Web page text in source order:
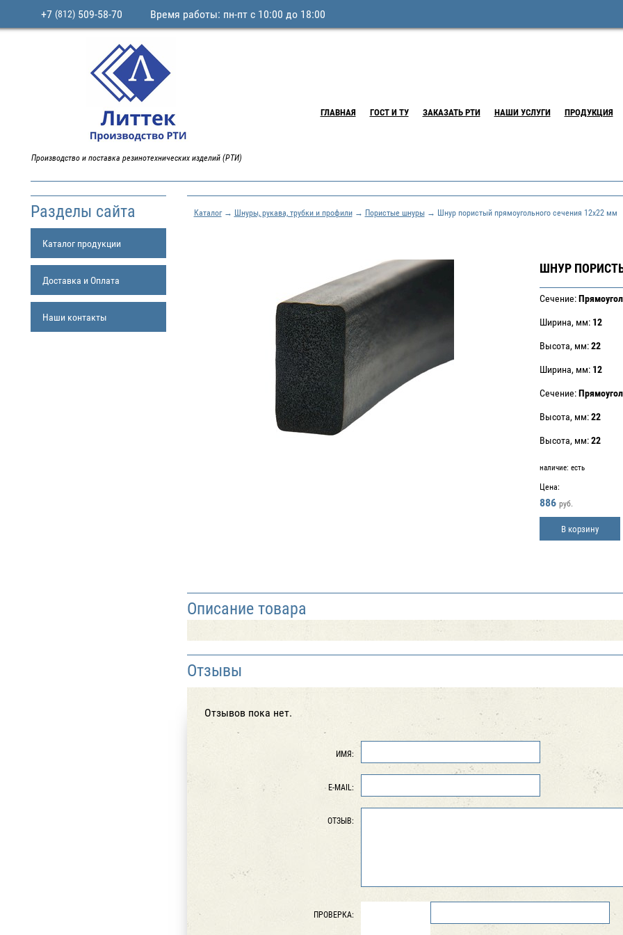
+7 (812)509-58-70 Время работы: пн-пт с 10:00 до 18:00
Производство и поставка резинотехнических изделий (РТИ)
ГЛАВНАЯ ГОСТ И ТУ ЗАКАЗАТЬ РТИ НАШИ УСЛУГИ ПРОДУКЦИЯ
Разделы сайта
Каталог продукции
Доставка и Оплата
Наши контакты
Каталог→ Шнуры, рукава, трубки и профили→ Пористые шнуры→ Шнур пористый прямоугольного сечения 12х22 мм
ШНУР
Сечение:
Ширина, мм: 12
Высота, мм:22
Ширина, мм: 12
Сечение:
Высота, мм:22
Высота, мм:22
наличие: есть
Цена:
886 руб.
В корзину
Описание товара
Отзывы
Отзывов пока нет.
ИМЯ:
E-MAIL:
ОТЗЫВ:
ПРОВЕРКА: